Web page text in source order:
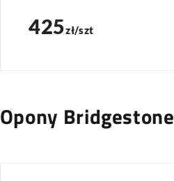
425zł/szt
Opony Bridgestone